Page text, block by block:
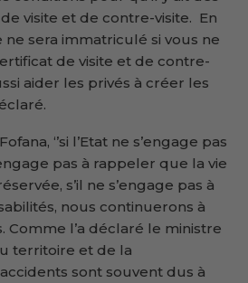
visite et de contre-visite. En
sera immatriculé si vous ne
de visite et de contre-
aider les privés à créer les
‘’si l’Etat ne s’engage pas
pas à rappeler que la vie
s’il ne s’engage pas à
nous continuerons à
l’a déclaré le ministre
territoire et de la
sont souvent dus à